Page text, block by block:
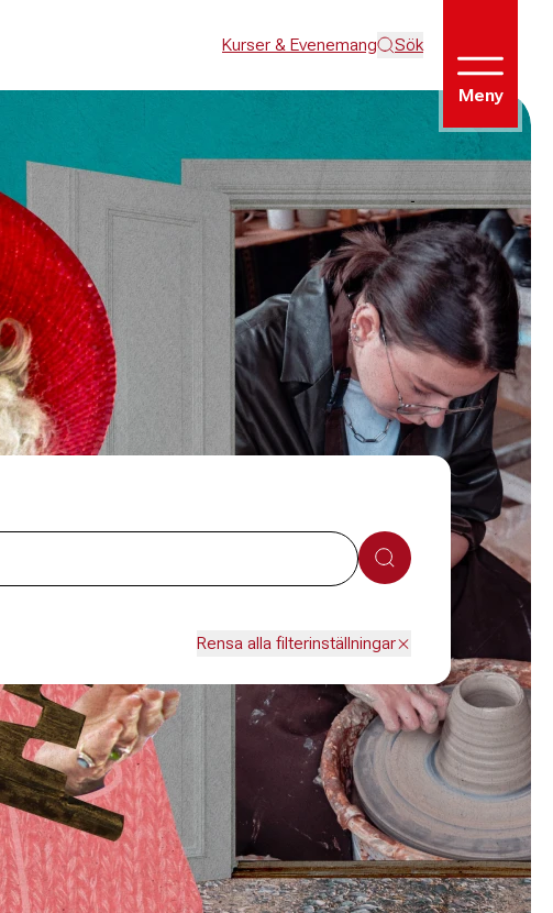
Kurser & Evenemang Sök
Meny
Sök
Rensa alla filterinställningar